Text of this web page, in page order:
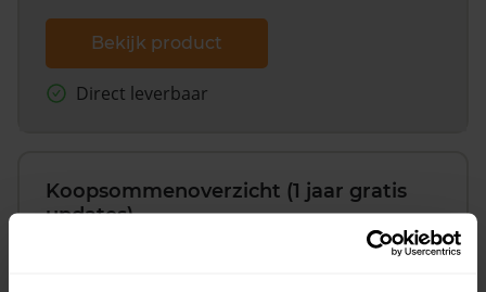
Bekijk product
Direct leverbaar
Koopsommenoverzicht (1 jaar gratis
updates)